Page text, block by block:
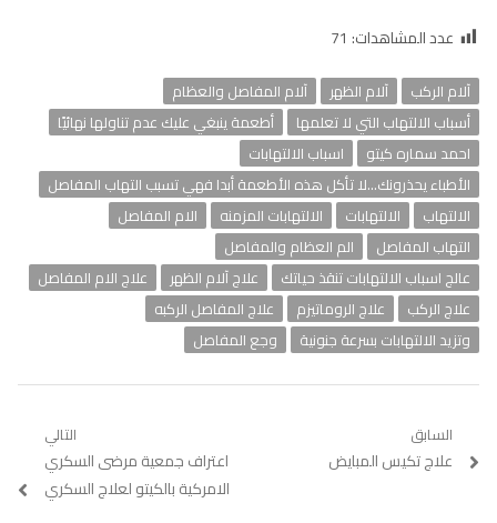
عدد المشاهدات: 71
آلام الركب آلام الظهر
آلام المفاصل والعظام
أسباب الالتهاب التي لا تعلمها
أطعمة ينبغي عليك عدم تناولها نهائيًا
احمد سماره كيتو
اسباب الالتهابات
الأطباء يحذرونك...لا تأكل هذه الأطعمة أبدا فهي تسبب التهاب المفاصل
الالتهاب
الالتهابات الالتهابات المزمنه
الام المفاصل
التهاب المفاصل
الم العظام والمفاصل
عالج اسباب الالتهابات تنقذ حياتك
علاج آلام الظهر
علاج الام المفاصل
علاج الركب
علاج الروماتيزم
علاج المفاصل الركبه
وتزيد الالتهابات بسرعة جنونية
وجع المفاصل
تصفّح
المقالات
السابق
Previous
علاج تكيس المبايض
التالي
Next
post:
اعتراف جمعية مرضى السكري
الامركية بالكيتو لعلاج السكري